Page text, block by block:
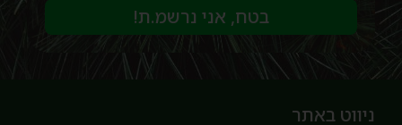
בטח, אני נרשמ.ת!
ניווט באתר